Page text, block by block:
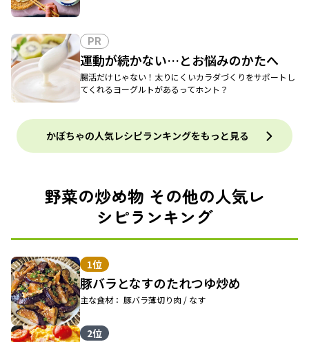
PR
運動が続かない…とお悩みのかたへ
腸活だけじゃない！太りにくいカラダづくりをサポートし
てくれるヨーグルトがあるってホント？
かぼちゃの人気レシピランキングをもっと見る
野菜の炒め物 その他の人気レ
シピランキング
1位
豚バラとなすのたれつゆ炒め
主な食材： 豚バラ薄切り肉 / なす
2位